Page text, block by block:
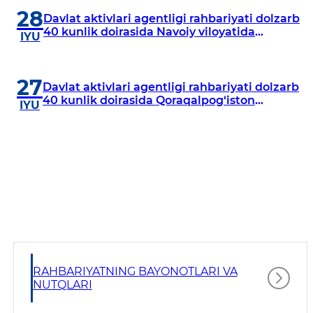
28
IYU
Davlat aktivlari agentligi rahbariyati dolzarb
40 kunlik doirasida Navoiy viloyatida
27
IYU
Davlat aktivlari agentligi rahbariyati dolzarb
40 kunlik doirasida Qoraqalpog‘iston
RAHBARIYATNING BAYONOTLARI VA
NUTQLARI